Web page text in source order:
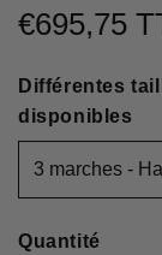
€695,75
price
Différentes
disponibles
Quantité